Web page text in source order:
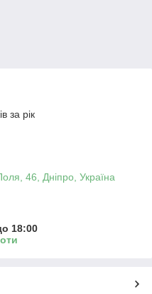
за рік
46, Дніпро, Україна
18:00